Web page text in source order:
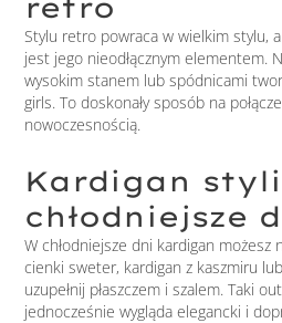
retro
Stylu retro powraca w wielkim stylu,
jest jego nieodłącznym elementem.
wysokim stanem lub spódnicami
girls. To doskonały sposób na
nowoczesnością.
Kardigan
chłodniejsze
W chłodniejsze dni kardigan możesz
cienki sweter, kardigan z kaszmiru
uzupełnij płaszczem i szalem. Taki
jednocześnie wygląda elegancki i